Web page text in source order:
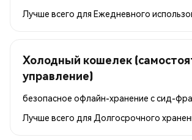
Лучше всего для Ежедневного
Холодный кошелек
управление)
безопасное офлайн-хранение с сид-
Лучше всего для Долгосрочного